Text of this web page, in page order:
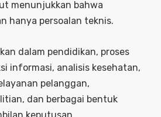
menunjukkan bahwa
hanya persoalan teknis.
dalam pendidikan, proses
informasi, analisis kesehatan,
pelanggan,
dan berbagai bentuk
keputusan.